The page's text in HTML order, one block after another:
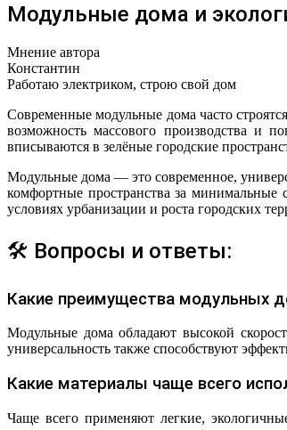
Модульные дома и
Мнение автора
Константин
Работаю электриком, строю свой дом
Современные модульные дома часто
возможность массового производства и
вписываются в зелёные городские
Модульные дома — это современное,
комфортные пространства за
условиях урбанизации и роста городских
🛠 Вопросы и ответы:
Какие преимущества модульных
Модульные дома обладают высокой
универсальность также способствуют
Какие материалы чаще всего
Чаще всего применяют легкие,